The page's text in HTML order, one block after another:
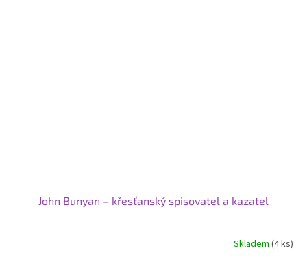
John Bunyan – křesťanský spisovatel a kazatel
Skladem(4 ks)